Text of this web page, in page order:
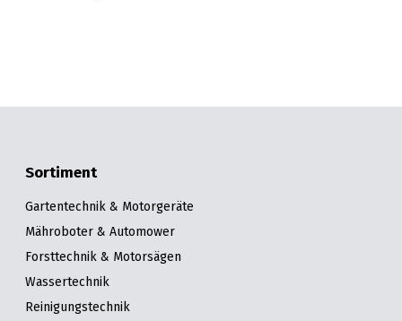
Sortiment
Gartentechnik & Motorgeräte
Mähroboter & Automower
Forsttechnik & Motorsägen
Wassertechnik
Reinigungstechnik